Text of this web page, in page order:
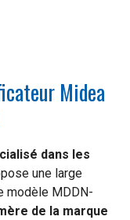
Midea
dans les
une large
modèle MDDN-
de la marque